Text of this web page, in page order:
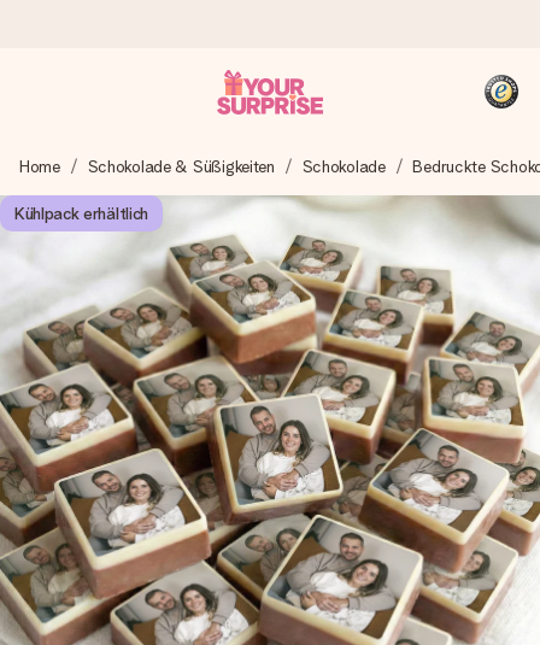
Wir bereiten dein Geschenk sorgfältig vor und schicken es
blitzschnell – damit du es genau zum richtigen Zeitpunkt
überreichen kannst, wenn es am meisten zählt.
4,8 (basierend auf +15.000 Bewertungen)
Unsere Geschenke begeistern. Kunden bewerten uns mit
4,8 bei Google Reviews (Gesamtergebnis aller Länder, in
die wir versenden).
+49 39292 929695
Montag - Freitag : 8:30 - 17:00 Uhr
Samstag - Sonntag : 8:30 - 13:00 Uhr
Home Schokolade & Süßigkeiten Schokolade Bedruckte
Kühlpack erhältlich